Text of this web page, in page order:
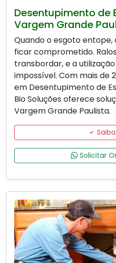
Desentupimento de
Vargem Grande
Quando o esgoto
ficar comprometido.
transbordar, e a
impossível. Com mais de
em Desentupimento de
Bio Soluções oferece
Vargem Grande Paulista.
Solicitar